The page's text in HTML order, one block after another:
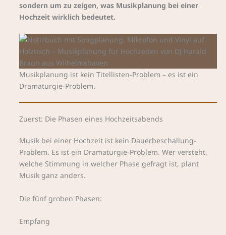
sondern um zu zeigen, was Musikplanung bei einer
Hochzeit wirklich bedeutet.
Musikplanung ist kein Titellisten-Problem – es ist ein
Dramaturgie-Problem.
Zuerst: Die Phasen eines Hochzeitsabends
Musik bei einer Hochzeit ist kein Dauerbeschallung-
Problem. Es ist ein Dramaturgie-Problem. Wer versteht,
welche Stimmung in welcher Phase gefragt ist, plant
Musik ganz anders.
Die fünf groben Phasen:
Empfang